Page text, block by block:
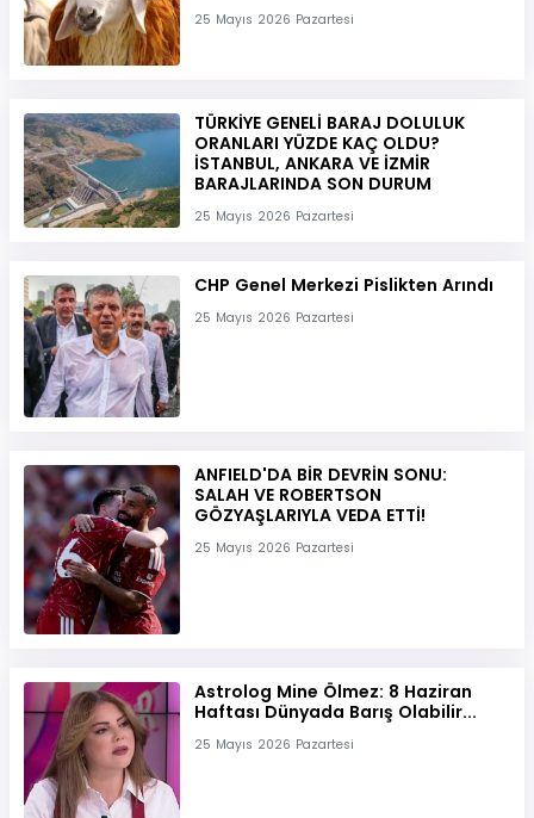
25 Mayıs 2026 Pazartesi
TÜRKİYE GENELİ BARAJ DOLULUK
ORANLARI YÜZDE KAÇ OLDU?
İSTANBUL, ANKARA VE İZMİR
BARAJLARINDA SON DURUM
25 Mayıs 2026 Pazartesi
CHP Genel Merkezi Pislikten Arındı
25 Mayıs 2026 Pazartesi
ANFIELD'DA BİR DEVRİN SONU:
SALAH VE ROBERTSON
GÖZYAŞLARIYLA VEDA ETTİ!
25 Mayıs 2026 Pazartesi
Astrolog Mine Ölmez: 8 Haziran
Haftası Dünyada Barış Olabilir...
25 Mayıs 2026 Pazartesi